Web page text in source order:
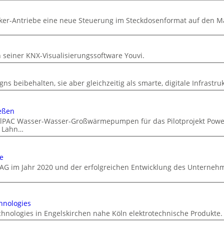
Antriebe eine neue Steuerung im Steckdosenformat auf den
KNX-Visualisierungssoftware Youvi.
beibehalten, sie aber gleichzeitig als smarte, digitale
Wasser-Wasser-Großwärmepumpen für das Pilotprojekt
Lahn…
im Jahr 2020 und der erfolgreichen Entwicklung des
in Engelskirchen nahe Köln elektrotechnische Produkte.